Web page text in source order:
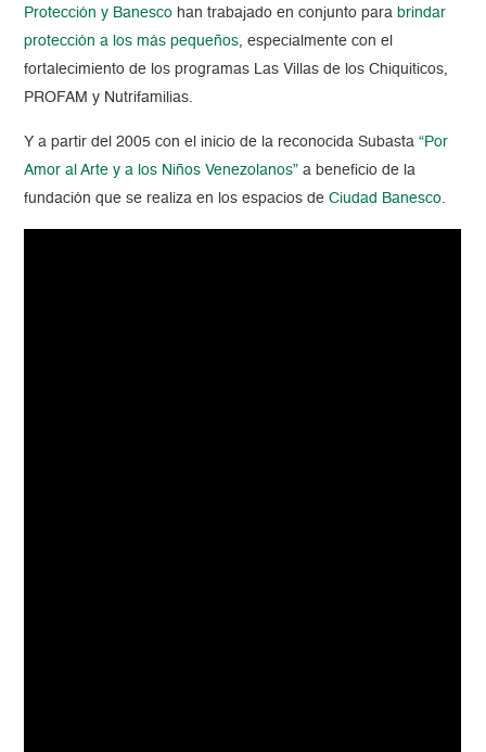
Protección y Banesco han trabajado en conjunto para brindar
protección a los más pequeños, especialmente con el
fortalecimiento de los programas Las Villas de los Chiquiticos,
PROFAM y Nutrifamilias.
Y a partir del 2005 con el inicio de la reconocida Subasta“Por
Amor al Arte y a los Niños Venezolanos” a beneficio de la
fundación que se realiza en los espacios deCiudad Banesco.